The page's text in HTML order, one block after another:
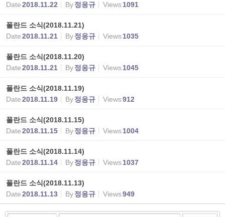
Date2018.11.22 By정응규 Views1091
폴란드 소식(2018.11.21)
Date2018.11.21 By정응규 Views1035
폴란드 소식(2018.11.20)
Date2018.11.21 By정응규 Views1045
폴란드 소식(2018.11.19)
Date2018.11.19 By정응규 Views912
폴란드 소식(2018.11.15)
Date2018.11.15 By정응규 Views1004
폴란드 소식(2018.11.14)
Date2018.11.14 By정응규 Views1037
폴란드 소식(2018.11.13)
Date2018.11.13 By정응규 Views949